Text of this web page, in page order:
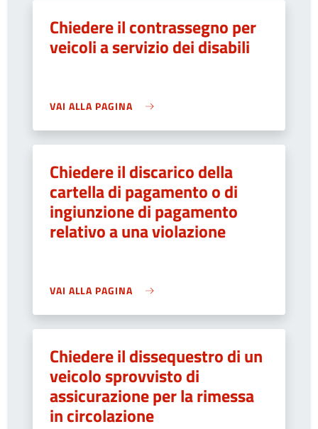
Chiedere il contrassegno per
veicoli a servizio dei disabili
VAI ALLA PAGINA
Chiedere il discarico della
cartella di pagamento o di
ingiunzione di pagamento
relativo a una violazione
VAI ALLA PAGINA
Chiedere il dissequestro di un
veicolo sprovvisto di
assicurazione per la rimessa
in circolazione